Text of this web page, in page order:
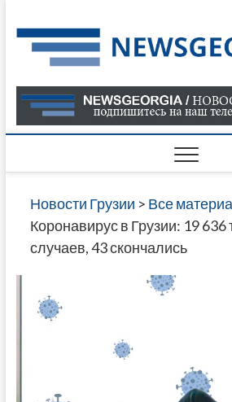
to
content
Новости Грузии > Все
Коронавирус в Грузии: 19
случаев, 43 скончались